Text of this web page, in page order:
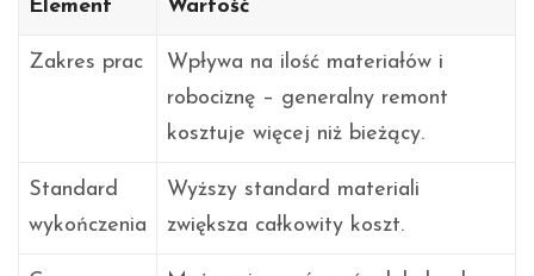
Element Wartość
Zakres prac
Wpływa na ilość materiałów i
robociznę – generalny remont
kosztuje więcej niż bieżący.
Standard
wykończenia
Wyższy standard materiali
zwiększa całkowity koszt.